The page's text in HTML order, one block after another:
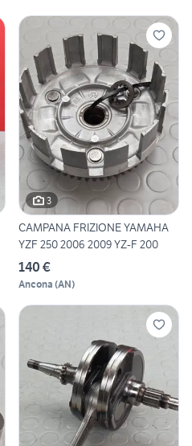
3
CAMPANA FRIZIONE YAMAHA
YZF 250 2006 2009 YZ-F 200
140 €
Ancona (AN)